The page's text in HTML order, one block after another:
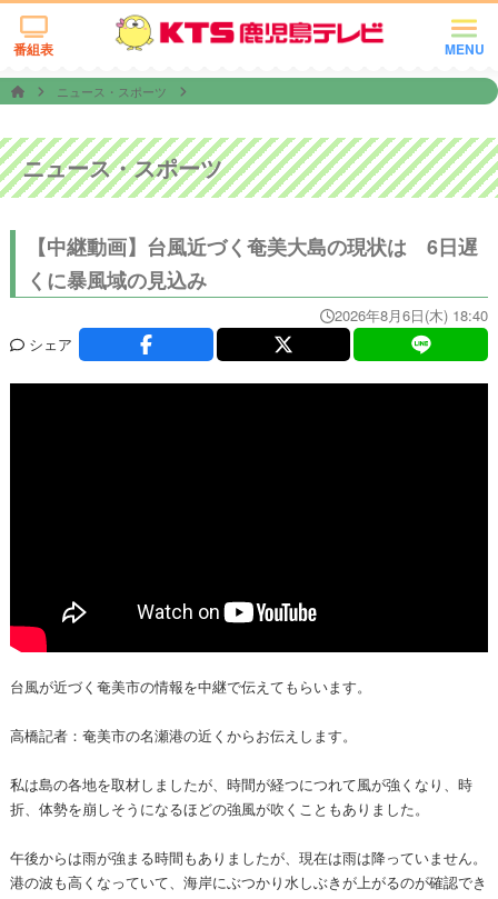
MENU
番組表
ニュース・スポーツ
ニュース・スポーツ
【中継動画】台風近づく奄美大島の現状は 6日遅
くに暴風域の見込み
2026年8月6日(木) 18:40
シェア
台風が近づく奄美市の情報を中継で伝えてもらいます。
高橋記者：奄美市の名瀬港の近くからお伝えします。
私は島の各地を取材しましたが、時間が経つにつれて風が強くなり、時
折、体勢を崩しそうになるほどの強風が吹くこともありました。
午後からは雨が強まる時間もありましたが、現在は雨は降っていません。
港の波も高くなっていて、海岸にぶつかり水しぶきが上がるのが確認でき